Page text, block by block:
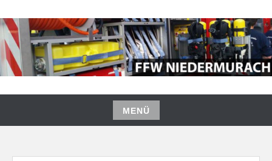
Inhalt
springen
FREIWILLIGE FEUERWEHR
NIEDERMURACH
MENÜ
Zum